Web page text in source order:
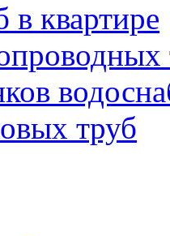
в квартире
труб